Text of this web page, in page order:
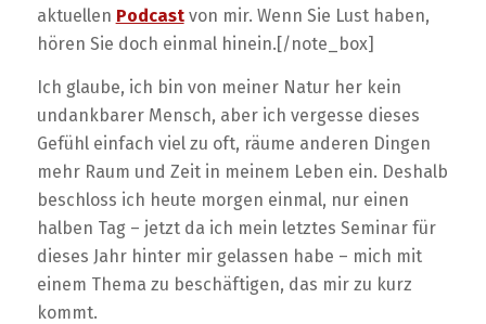
aktuellen Podcastvon mir. Wenn Sie Lust haben,
hören Sie doch einmal hinein.[/note_box]
Ich glaube, ich bin von meiner Natur her kein
undankbarer Mensch, aber ich vergesse dieses
Gefühl einfach viel zu oft, räume anderen Dingen
mehr Raum und Zeit in meinem Leben ein. Deshalb
beschloss ich heute morgen einmal, nur einen
halben Tag – jetzt da ich mein letztes Seminar für
dieses Jahr hinter mir gelassen habe – mich mit
einem Thema zu beschäftigen, das mir zu kurz
kommt.